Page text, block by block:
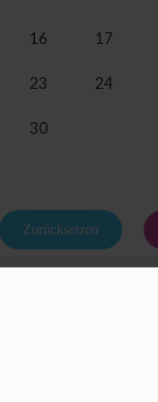
16 17
23 24
30
Zurücksetzen